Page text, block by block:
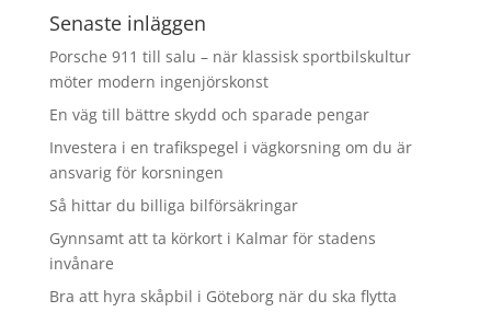
Senaste inläggen
Porsche 911 till salu – när klassisk sportbilskultur
möter modern ingenjörskonst
En väg till bättre skydd och sparade pengar
Investera i en trafikspegel i vägkorsning om du är
ansvarig för korsningen
Så hittar du billiga bilförsäkringar
Gynnsamt att ta körkort i Kalmar för stadens
invånare
Bra att hyra skåpbil i Göteborg när du ska flytta